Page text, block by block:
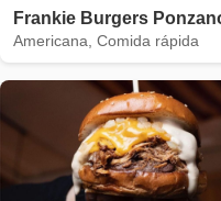
Frankie Burgers
Americana, Comida rápida